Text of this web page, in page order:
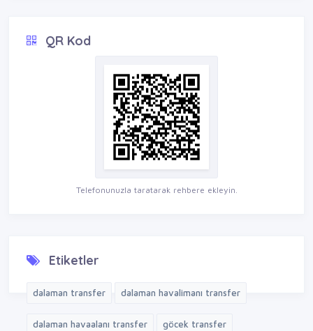
QR Kod
Telefonunuzla taratarak rehbere ekleyin.
Etiketler
dalaman transfer dalaman havalimanı transfer
dalaman havaalanı transfer göcek transfer